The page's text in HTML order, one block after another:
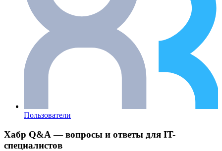
Пользователи
Хабр Q&A — вопросы и ответы для IT-
специалистов